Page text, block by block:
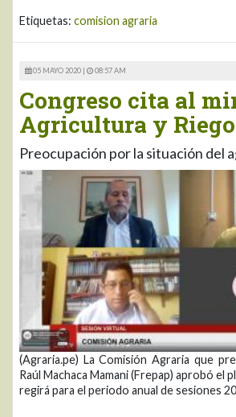
Etiquetas: comision agraria
05 MAYO 2020 | 08:57 AM
Congreso cita al
Agricultura y Riego
Preocupación por la situación del
(Agraria.pe) La Comisión Agraria que
Raúl Machaca Mamani (Frepap) aprobó el
regirá para el periodo anual de sesiones